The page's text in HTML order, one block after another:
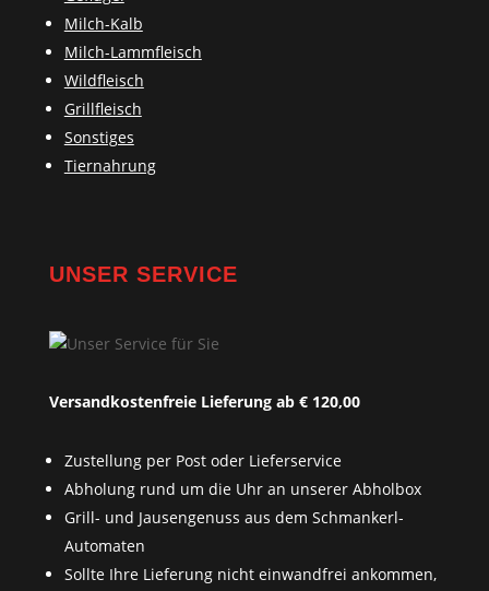
Milch-Kalb
Milch-Lammfleisch
Wildfleisch
Grillfleisch
Sonstiges
Tiernahrung
UNSER SERVICE
Versandkostenfreie Lieferung ab € 120,00
Zustellung per Post oder Lieferservice
Abholung rund um die Uhr an unserer Abholbox
Grill- und Jausengenuss aus dem Schmankerl-
Automaten
Sollte Ihre Lieferung nicht einwandfrei ankommen,